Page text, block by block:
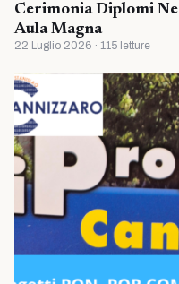
Cerimonia Diplomi
Aula Magna
22 Luglio 2026 · 115 letture